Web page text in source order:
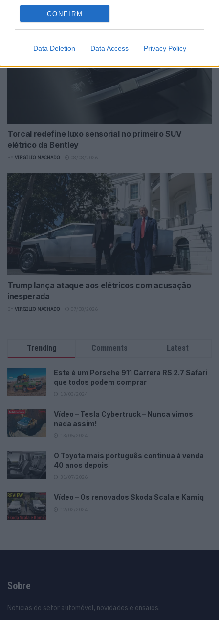
CONFIRM
Data Deletion Data Access Privacy Policy
Torcal redefine luxo sensorial no primeiro SUV
elétrico da Bentley
VIRGILIO MACHADO
Trump lança ataque aos elétricos com acusação
inesperada
VIRGILIO MACHADO
Trending Comments Latest
Este é um Porsche 911 Carrera RS 2.7 Safari
que todos podem comprar
Vídeo – Tesla Cybertruck – Nunca vimos
nada assim!
O Toyota mais português continua à venda
40 anos depois
Vídeo – Os renovados Skoda Scala e Kamiq
Sobre
Noticias do setor automóvel, novidades e ensaios.